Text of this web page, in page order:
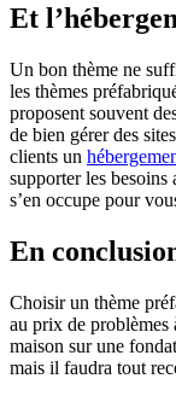
Et
Un bon thème ne
les thèmes
proposent souvent
de bien gérer des
clients un
supporter les
s’en occupe pour
En
Choisir un thème
au prix de problèmes
maison sur une
mais il faudra tout